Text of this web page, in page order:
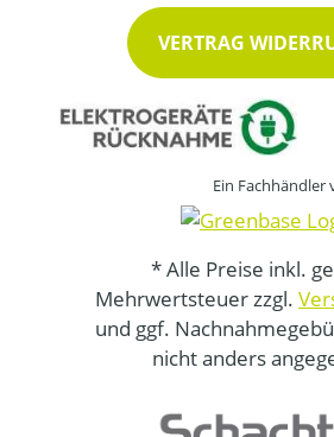
VERTRAG
Ein Fachhändler
* Alle Preise inkl.
Mehrwertsteuer zzgl.
und ggf.
nicht anders